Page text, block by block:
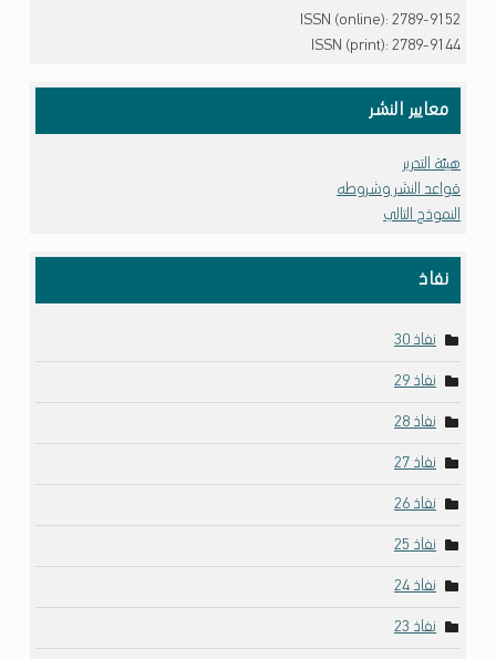
ISSN (online): 2789-9152
ISSN (print): 2789-9144
معايير النشر
هيئة التحرير
قواعد النشر وشروطه
النموذج التالي
نفاذ
نفاذ 30
نفاذ 29
نفاذ 28
نفاذ 27
نفاذ 26
نفاذ 25
نفاذ 24
نفاذ 23